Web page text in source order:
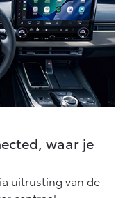
waar je
uitrusting van de